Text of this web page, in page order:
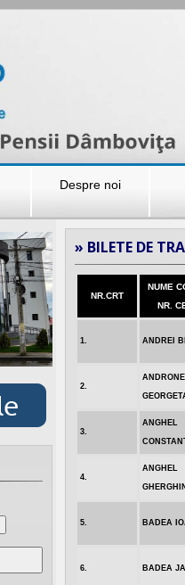
Despre noi
» BILETE DE
NR.CRT
NUME
NR.
1. ANDREI
2.
3.
ANGHEL
4.
ANGHEL
5. BADEA
6. BADEA